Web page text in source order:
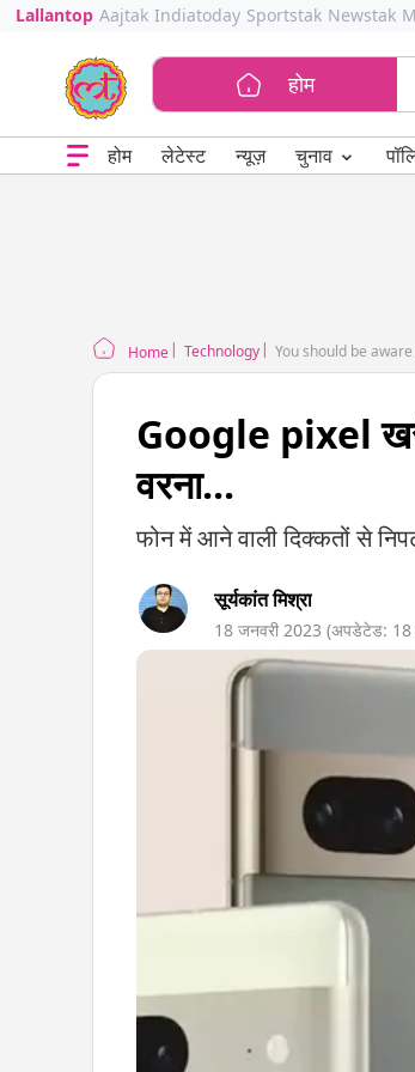
Lallantop Aajtak Indiatoday Sportstak Newstak
होम
होम लेटेस्ट न्यूज़ चुनाव ⌄
Home Technology You should be
Google pixel
वरना...
फोन में आने वाली दिक्कतों से
सूर्यकांत मिश्रा
18 जनवरी 2023 (अपडेटेड: 18